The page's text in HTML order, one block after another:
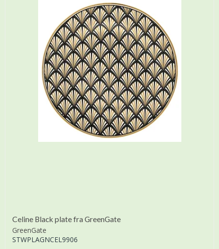
Celine Black plate fra GreenGate
GreenGate
STWPLAGNCEL9906